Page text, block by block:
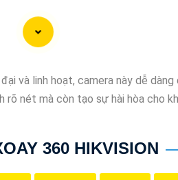
và linh hoạt, camera này dễ
nét mà còn tạo sự hài hòa cho
360 HIKVISION